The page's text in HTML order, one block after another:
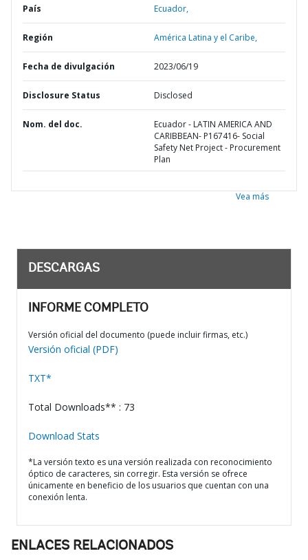
País Ecuador,
Región América Latina y el Caribe,
Fecha de divulgación 2023/06/19
Disclosure Status Disclosed
Nom. del doc.
Ecuador - LATIN AMERICA AND
CARIBBEAN- P167416- Social
Safety Net Project - Procurement
Plan
Vea más
DESCARGAS
INFORME COMPLETO
Versión oficial del documento (puede incluir firmas, etc.)
Versión oficial (PDF)
TXT*
Total Downloads** : 73
Download Stats
*La versión texto es una versión realizada con reconocimiento
óptico de caracteres, sin corregir. Esta versión se ofrece
únicamente en beneficio de los usuarios que cuentan con una
conexión lenta.
ENLACES RELACIONADOS